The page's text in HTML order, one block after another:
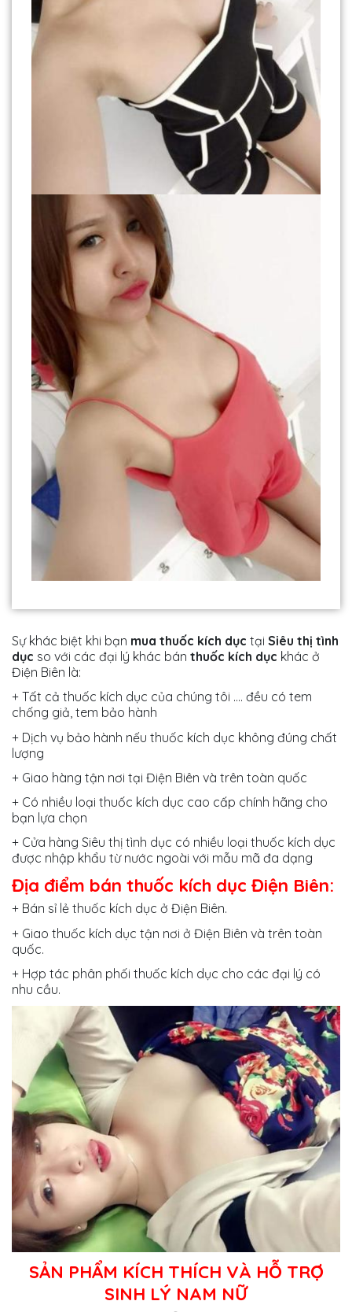
Sự khác biệt khi bạn mua thuốc kích dục tại Siêu thị tình
dục so với các đại lý khác bán thuốc kích dục khác ở
Điện Biên là:
+ Tất cả thuốc kích dục của chúng tôi .... đều có tem
chống giả, tem bảo hành
+ Dịch vụ bảo hành nếu thuốc kích dục không đúng chất
lượng
+ Giao hàng tận nơi tại Điện Biên và trên toàn quốc
+ Có nhiều loại thuốc kích dục cao cấp chính hãng cho
bạn lựa chọn
+ Cửa hàng Siêu thị tình dục có nhiều loại thuốc kích dục
được nhập khẩu từ nước ngoài với mẫu mã đa dạng
Địa điểm bán thuốc kích dục Điện Biên:
+ Bán sỉ lẻ thuốc kích dục ở Điện Biên.
+ Giao thuốc kích dục tận nơi ở Điện Biên và trên toàn
quốc.
+ Hợp tác phân phối thuốc kích dục cho các đại lý có
nhu cầu.
SẢN PHẨM KÍCH THÍCH VÀ HỖ TRỢ
SINH LÝ NAM NỮ